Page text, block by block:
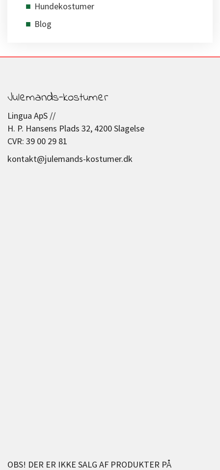
Hundekostumer
Blog
Julemands-kostumer
Lingua ApS //
H. P. Hansens Plads 32, 4200 Slagelse
CVR: 39 00 29 81
kontakt@julemands-kostumer.dk
OBS! DER ER IKKE SALG AF PRODUKTER PÅ